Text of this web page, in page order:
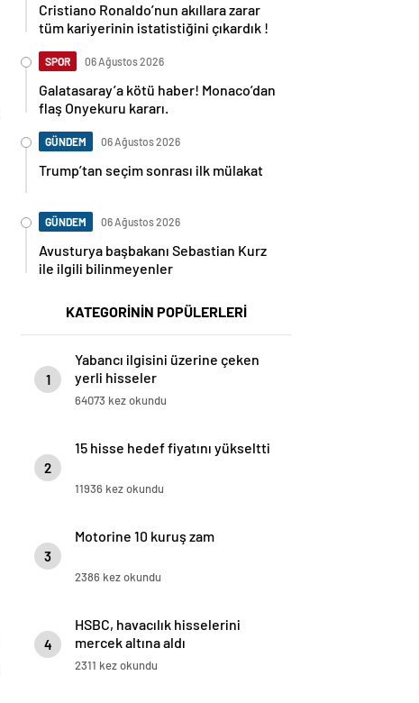
Cristiano Ronaldo’nun akıllara zarar
tüm kariyerinin istatistiğini çıkardık !
SPOR 06 Ağustos 2026
Galatasaray’a kötü haber! Monaco’dan
flaş Onyekuru kararı.
GÜNDEM 06 Ağustos 2026
Trump’tan seçim sonrası ilk mülakat
GÜNDEM 06 Ağustos 2026
Avusturya başbakanı Sebastian Kurz
ile ilgili bilinmeyenler
KATEGORİNİN POPÜLERLERİ
1
Yabancı ilgisini üzerine çeken
yerli hisseler
64073 kez okundu
2
15 hisse hedef fiyatını yükseltti
11936 kez okundu
3
Motorine 10 kuruş zam
2386 kez okundu
4
HSBC, havacılık hisselerini
mercek altına aldı
2311 kez okundu